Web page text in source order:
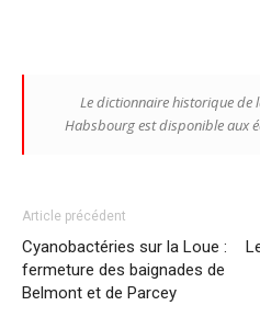
Ledictionnaire historique de
Habsbourgest disponible aux
Article précédent
Cyanobactéries sur la Loue :
fermeture des baignades de
Belmont et de Parcey